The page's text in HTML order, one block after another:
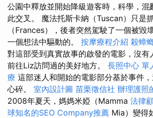
公園中釋放並開始降級遊客時，科學，混
此交叉。 魔法托斯卡納（Tuscan）只是
（Frances），後者突然駕駛了一個被毀
一個想法中驅動的。 按摩療程介紹 殺蟑
對這部受到真實故事的啟發的電影，沒有
前往Liz訪問過的美好地方。 長照中心 單
療 這部迷人和開始的電影部分基於事件
心碎。 室內設計圖 苗栗徵信社 辦理護照
2008年夏天，媽媽米婭（Mamma 法律
球知名的SEO Company推薦 Mia）變得